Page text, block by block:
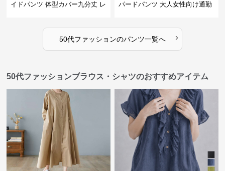
イドパンツ 体型カバー九分丈 レ
パードパンツ 大人女性向け通勤
50代ファッションのパンツ一覧へ ›
50代ファッションブラウス・シャツのおすすめアイテム